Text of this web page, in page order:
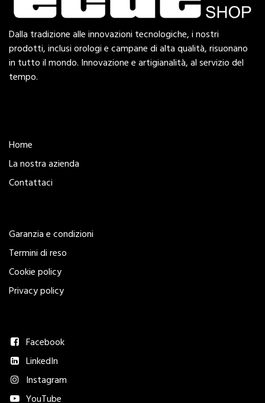
Dalla tradizione alle innovazioni tecnologiche, i nostri
prodotti, inclusi orologi e campane di alta qualità, risuonano
in tutto il mondo. Innovazione e artigianalità, al servizio del
tempo.
Home
La nostra azienda
Contattaci
Garanzia e condizioni
Termini di reso
Cookie policy
Privacy policy
Facebook
LinkedIn
Instagram
YouTube